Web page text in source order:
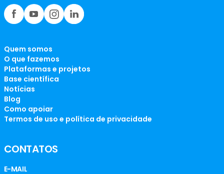
Quem somos
O que fazemos
Plataformas e projetos
Base científica
Notícias
Blog
Como apoiar
Termos de uso e política de privacidade
CONTATOS
E-MAIL